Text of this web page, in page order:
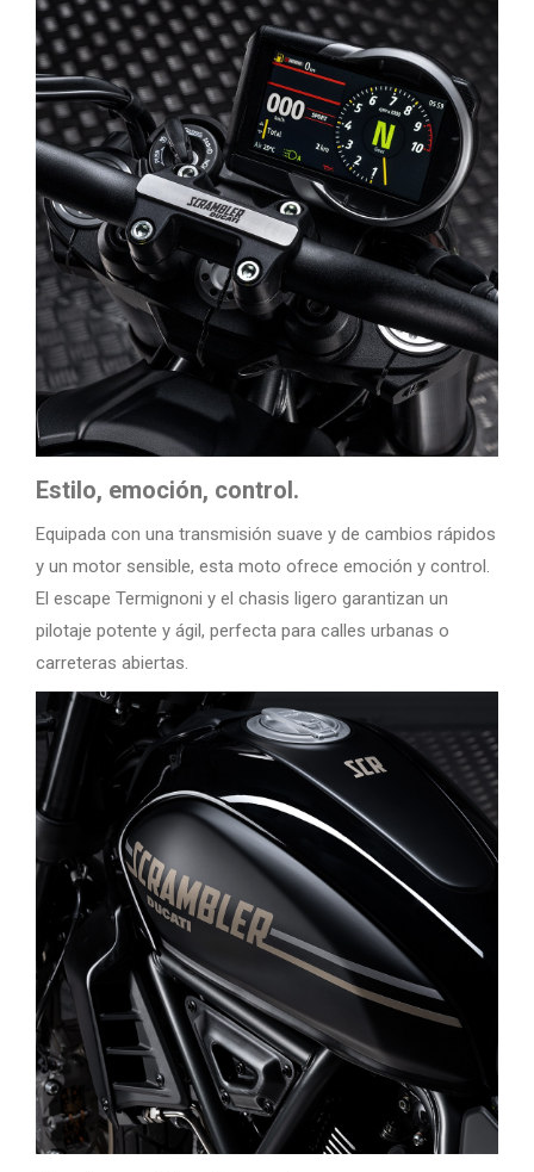
Estilo, emoción, control.
Equipada con una transmisión suave y de cambios rápidos
y un motor sensible, esta moto ofrece emoción y control.
El escape Termignoni y el chasis ligero garantizan un
pilotaje potente y ágil, perfecta para calles urbanas o
carreteras abiertas.